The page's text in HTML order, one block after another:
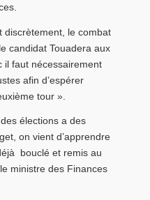
discrètement, le combat
candidat Touadera aux
il faut nécessairement
afin d’espérer
tour ».
élections a des
on vient d’apprendre
bouclé et remis au
ministre des Finances